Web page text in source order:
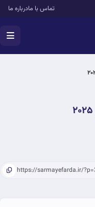
تماس با مادرباره ما